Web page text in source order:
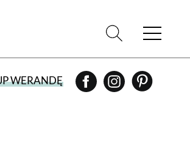
WERANDĘ